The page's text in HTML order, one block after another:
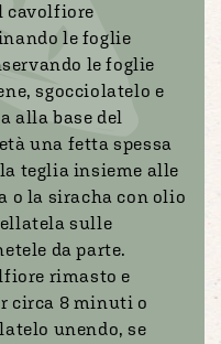
cavolfiore
le foglie
le foglie
sgocciolatelo e
alla base del
una fetta spessa
teglia insieme alle
o la siracha con olio
sulle
da parte.
rimasto e
circa 8 minuti o
unendo, se